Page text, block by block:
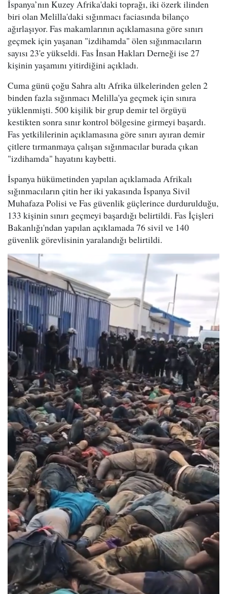
İspanya’nın Kuzey Afrika'daki toprağı, iki özerk ilinden
biri olan Melilla'daki sığınmacı faciasında bilanço
ağırlaşıyor. Fas makamlarının açıklamasına göre sınırı
geçmek için yaşanan "izdihamda" ölen sığınmacıların
sayısı 23'e yükseldi. Fas İnsan Hakları Derneği ise 27
kişinin yaşamını yitirdiğini açıkladı.
Cuma günü çoğu Sahra altı Afrika ülkelerinden gelen 2
binden fazla sığınmacı Melilla'ya geçmek için sınıra
yüklenmişti. 500 kişilik bir grup demir tel örgüyü
kestikten sonra sınır kontrol bölgesine girmeyi başardı.
Fas yetkililerinin açıklamasına göre sınırı ayıran demir
çitlere tırmanmaya çalışan sığınmacılar burada çıkan
"izdihamda" hayatını kaybetti.
İspanya hükümetinden yapılan açıklamada Afrikalı
sığınmacıların çitin her iki yakasında İspanya Sivil
Muhafaza Polisi ve Fas güvenlik güçlerince durdurulduğu,
133 kişinin sınırı geçmeyi başardığı belirtildi. Fas İçişleri
Bakanlığı'ndan yapılan açıklamada 76 sivil ve 140
güvenlik görevlisinin yaralandığı belirtildi.